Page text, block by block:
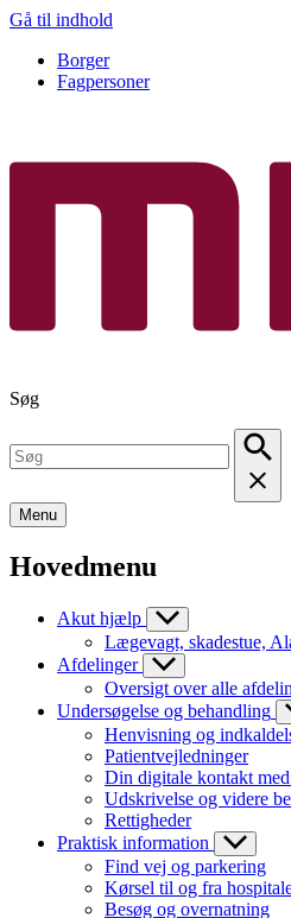
Gå til indhold
Borger
Fagpersoner
Søg
Menu
Hovedmenu
Akut hjælp
Lægevagt, skadestue,
Afdelinger
Oversigt over alle
Undersøgelse og behandling
Henvisning og
Patientvejledninger
Din digitale kontakt
Udskrivelse og videre
Rettigheder
Praktisk information
Find vej og parkering
Kørsel til og fra
Besøg og overnatning